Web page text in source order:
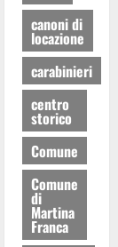
canoni di
locazione
carabinieri
centro
storico
Comune
Comune
di
Martina
Franca